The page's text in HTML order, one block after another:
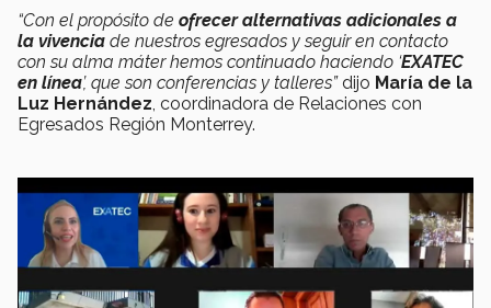
“Con el propósito de ofrecer alternativas adicionales a
la vivencia de nuestros egresados y seguir en contacto
con su alma máter hemos continuado haciendo ‘EXATEC
en línea’, que son conferencias y talleres”dijo María de la
Luz Hernández , coordinadora de Relaciones con
Egresados Región Monterrey.